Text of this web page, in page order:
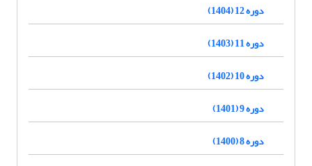
دوره 12 (1404)
دوره 11 (1403)
دوره 10 (1402)
دوره 9 (1401)
دوره 8 (1400)